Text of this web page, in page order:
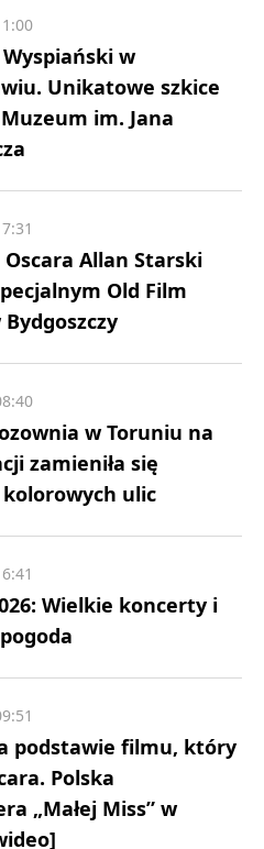
Wyspiański w
Unikatowe szkice
im. Jana
Oscara Allan Starski
Old Film
w Toruniu na
zamieniła się
ulic
Wielkie koncerty i
podstawie filmu, który
Polska
„Małej Miss” w